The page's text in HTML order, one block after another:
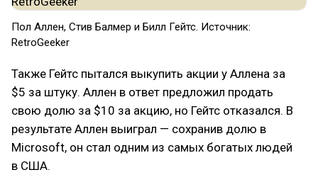
Пол Аллен, Стив Балмер и Билл Гейтс. Источник:
RetroGeeker
Также Гейтс пытался выкупить акции у Аллена за
$5 за штуку. Аллен в ответ предложил продать
свою долю за $10 за акцию, но Гейтс отказался. В
результате Аллен выиграл — сохранив долю в
Microsoft, он стал одним из самых богатых людей
в США.